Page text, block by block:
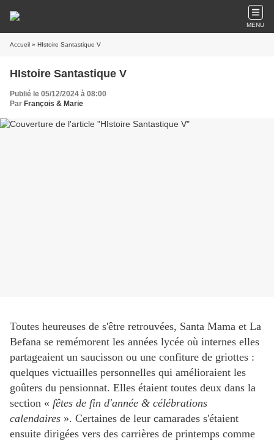
MENU
Accueil » HIstoire Santastique V
HIstoire Santastique V
Publié le 05/12/2024 à 08:00
Par François & Marie
Toutes heureuses de s'être retrouvées, Santa Mama et La
Befana se remémorent les années lycée où internes elles
partageaient un saucisson ou une confiture de griottes :
quelques victuailles personnelles qui amélioraient les
goûters du pensionnat. Elles étaient toutes deux dans la
section « fêtes de fin d'année & célébrations
calendaires ». Certaines de leur camarades s'étaient
ensuite dirigées vers des carrières de printemps comme